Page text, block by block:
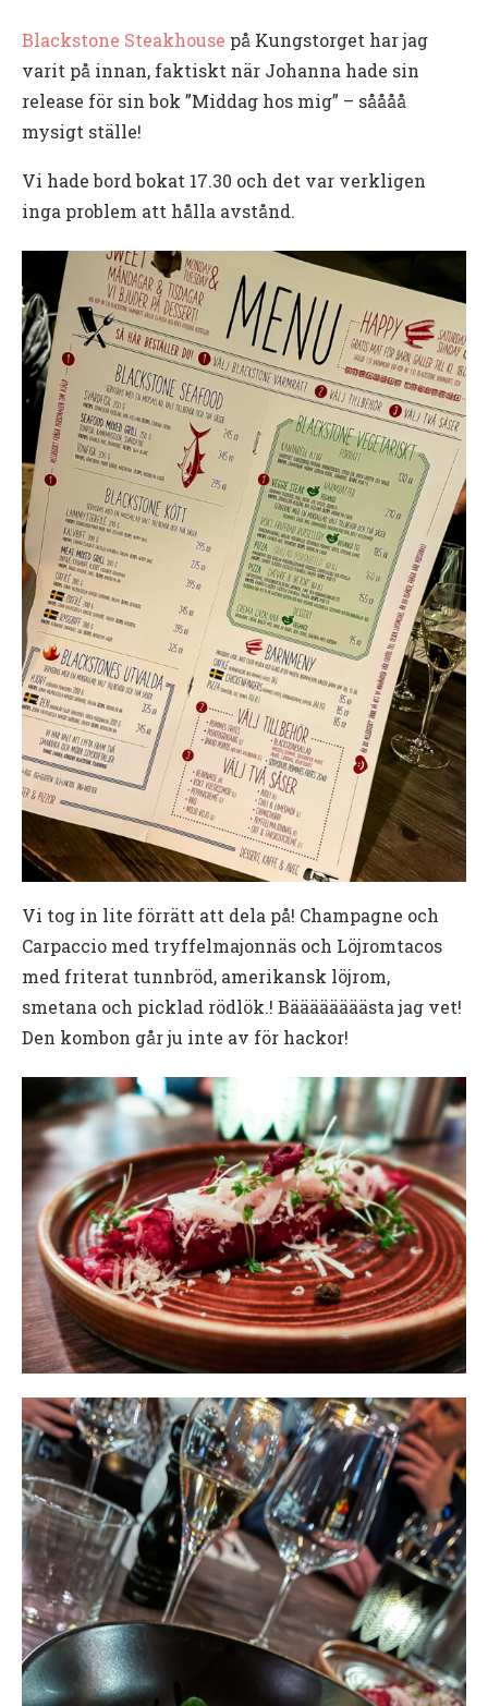
Blackstone Steakhouse på Kungstorget har jag
varit på innan, faktiskt när Johanna hade sin
release för sin bok ”Middag hos mig” – såååå
mysigt ställe!
Vi hade bord bokat 17.30 och det var verkligen
inga problem att hålla avstånd.
Vi tog in lite förrätt att dela på! Champagne och
Carpaccio med tryffelmajonnäs och Löjromtacos
med friterat tunnbröd, amerikansk löjrom,
smetana och picklad rödlök.! Bäääääääästa jag vet!
Den kombon går ju inte av för hackor!